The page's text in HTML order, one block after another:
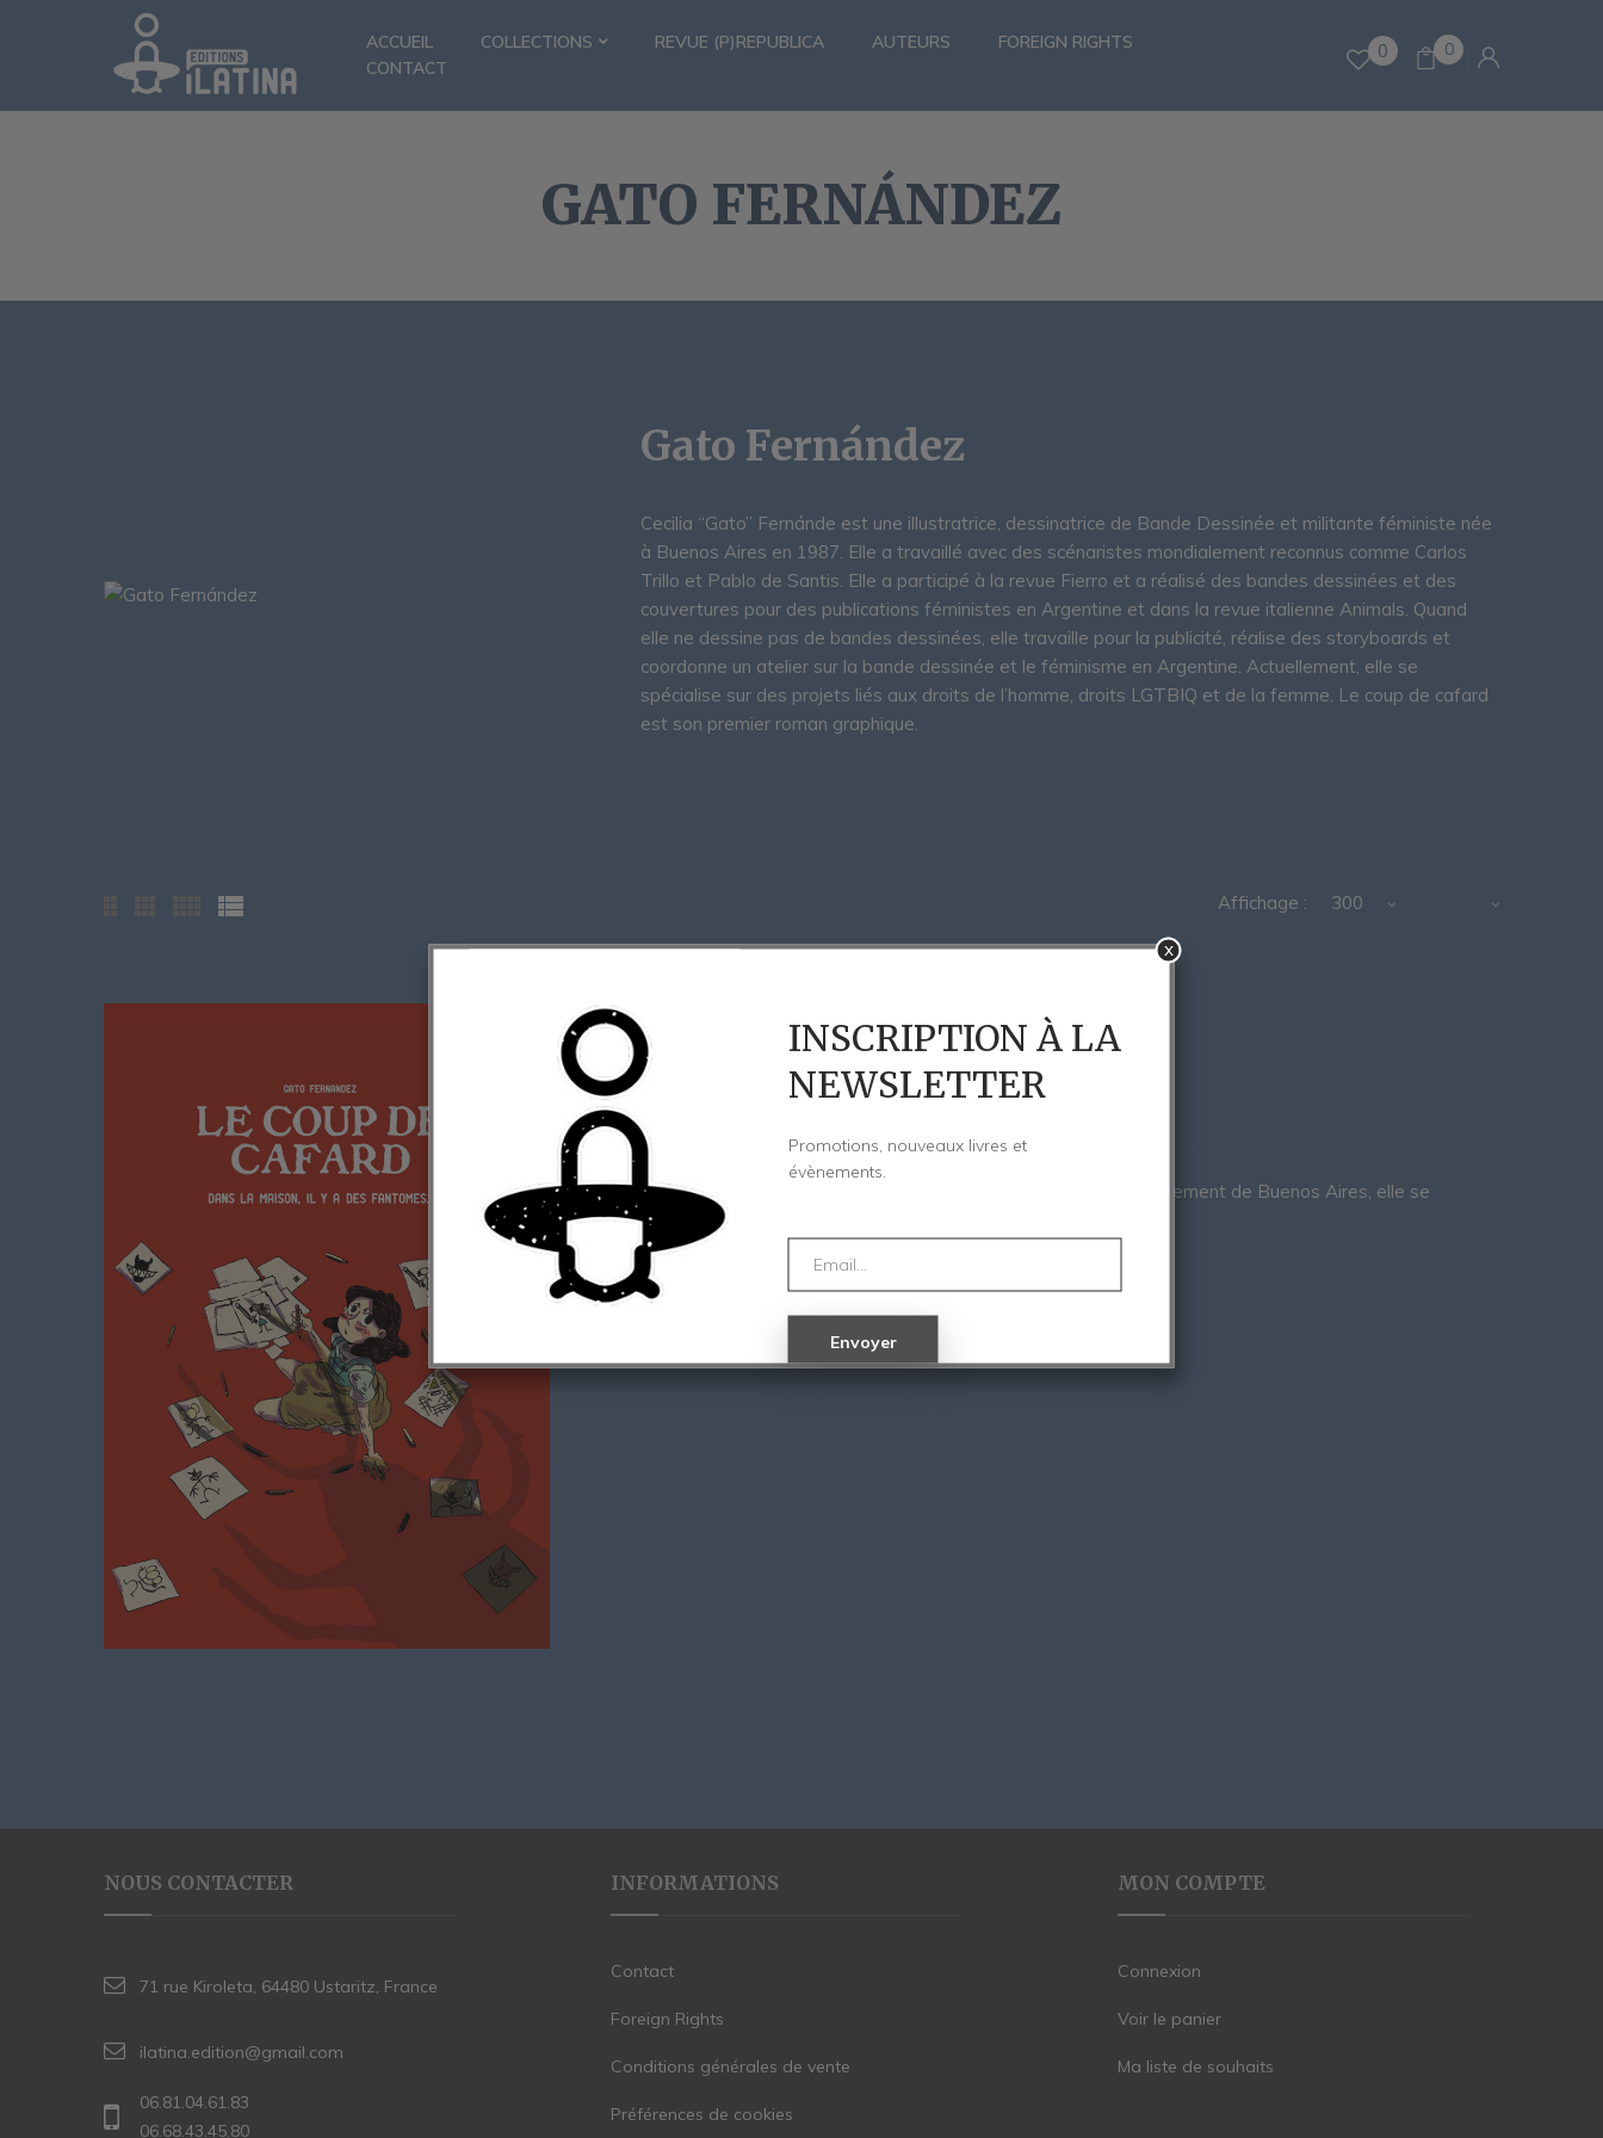
ACCUEIL COLLECTIONS REVUE (P)REPUBLICA AUTEURS
FOREIGN RIGHTS
CONTACT
0 0
GATO FERNÁNDEZ
Gato Fernández
Cecilia “Gato” Fernánde est une illustratrice, dessinatrice de Bande Dessinée et militante féministe née
à Buenos Aires en 1987. Elle a travaillé avec des scénaristes mondialement reconnus comme Carlos
Trillo et Pablo de Santis. Elle a participé à la revue Fierro et a réalisé des bandes dessinées et des
couvertures pour des publications féministes en Argentine et dans la revue italienne Animals. Quand
elle ne dessine pas de bandes dessinées, elle travaille pour la publicité, réalise des storyboards et
coordonne un atelier sur la bande dessinée et le féminisme en Argentine. Actuellement, elle se
spécialise sur des projets liés aux droits de l’homme, droits LGTBIQ et de la femme. Le coup de cafard
est son premier roman graphique.
Affichage : 300
Le coup de cafard
Gato Fernández
22,00
Lucía est une petite fille à l'imagination débordante. Depuis son appartement de Buenos Aires, elle se
retrouve propulsée dans une forêt médiévale, dans un saloon,…
AJOUTER AU PANIER
NOUS CONTACTER
71 rue Kiroleta, 64480 Ustaritz, France
ilatina.edition@gmail.com
06.81.04.61.83
06.68.43.45.80
INFORMATIONS
Contact
Foreign Rights
Conditions générales de vente
Préférences de cookies
MON COMPTE
Connexion
Voir le panier
Ma liste de souhaits
x
INSCRIPTION À LA
NEWSLETTER
Promotions, nouveaux livres et
évènements.